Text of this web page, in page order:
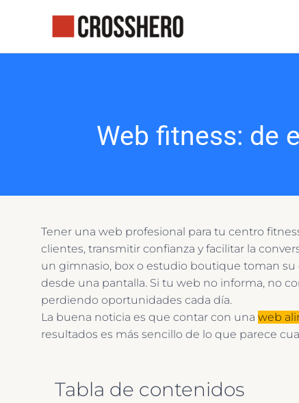
contenido
Web fitness: de
Tener una web profesional para tu centro
clientes, transmitir confianza y facilitar la
un gimnasio, box o estudio boutique toman su
desde una pantalla. Si tu web no informa, no
perdiendo oportunidades cada día.
La buena noticia es que contar con una web
resultados es más sencillo de lo que parece
Tabla de contenidos